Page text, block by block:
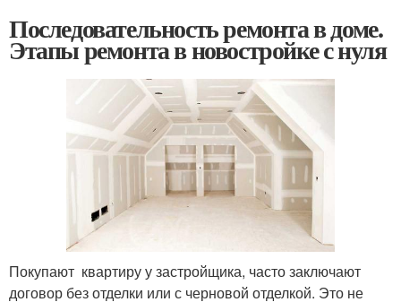
Последовательность ремонта в доме.
Этапы ремонта в новостройке с нуля
Покупают квартиру у застройщика, часто заключают
договор без отделки или с черновой отделкой. Это не